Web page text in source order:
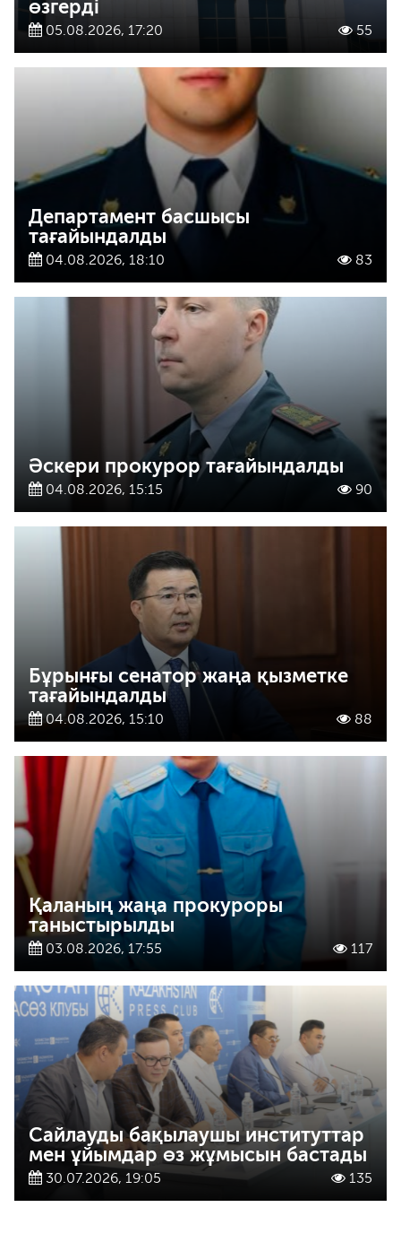
өзгерді
05.08.2026, 17:20 55
Департамент басшысы
тағайындалды
04.08.2026, 18:10 83
Әскери прокурор тағайындалды
04.08.2026, 15:15 90
Бұрынғы сенатор жаңа қызметке
тағайындалды
04.08.2026, 15:10 88
Қаланың жаңа прокуроры
таныстырылды
03.08.2026, 17:55 117
Сайлауды бақылаушы институттар
мен ұйымдар өз жұмысын бастады
30.07.2026, 19:05 135